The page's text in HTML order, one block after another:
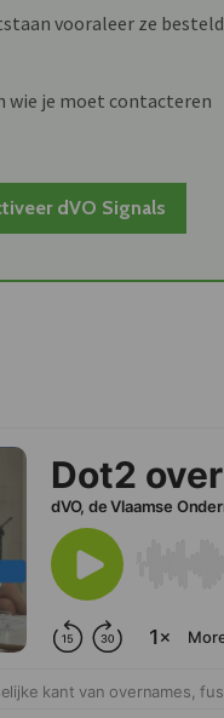
vooraleer ze besteld
wie je moet contacteren
dVO Signals